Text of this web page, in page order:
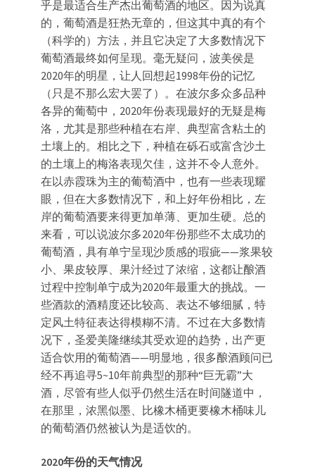
乎是最适合生产杰出葡萄酒的地区。因为说真
的，葡萄酒是狂热无章的，但这其中真的有个
（科学的）方法，并且它决定了大多数情况下
葡萄酒最终如何呈现。毫无疑问，波美侯是
2020年的明星，让人回想起1998年份的记忆
（只是不那么宏大罢了）。在波尔多众多品种
各异的葡萄中，2020年份表现最好的无疑是梅
洛，尤其是那些种植在右岸、典型富含粘土的
土壤上的。相比之下，种植在砾石或富含沙土
的土壤上的梅洛表现欠佳，这并不令人意外。
在以赤霞珠为主的葡萄酒中，也有一些表现耀
眼，但在大多数情况下，和上好年份相比，左
岸的葡萄酒要来得更加单薄、更加生硬。总的
来看，可以说波尔多2020年份那些不太成功的
葡萄酒，具有单宁呈现沙质感的瑕疵——浆果较
小、果皮较厚、果汁经过了浓缩，这都让酿酒
过程中控制单宁成为2020年最重大的挑战。一
些酒款的酒精度还比较高、表达不够细腻，特
定风土特征表达得模糊不清。不过在大多数情
况下，圣爱美隆继续其受欢迎的趋势，出产更
适合饮用的葡萄酒——明显地，很多酿酒顾问已
经不再追寻5~10年前典型的那种“巨无霸”大
酒，尽管有些人似乎仍然生活在时间隧道中，
在那里，浓黑似墨、比橡木桶更要橡木桶味儿
的葡萄酒仍然被认为是适饮的。
2020年份的天气情况